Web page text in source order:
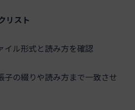
リスト
イル形式と読み方を確認
子の綴りや読み方まで一致させ